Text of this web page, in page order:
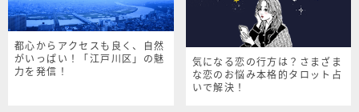
都心からアクセスも良く、自然
がいっぱい！「江戸川区」の魅
力を発信！
気になる恋の行方は？さまざま
な恋のお悩み本格的タロット占
いで解決！